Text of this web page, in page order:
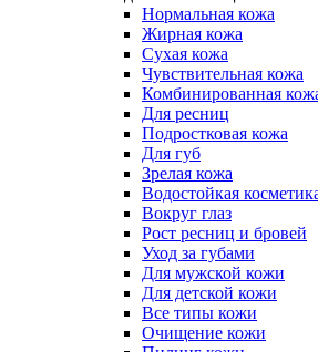
Нормальная кожа
Жирная кожа
Сухая кожа
Чувствительная кожа
Комбинированная
Для ресниц
Подростковая кожа
Для губ
Зрелая кожа
Водостойкая
Вокруг глаз
Рост ресниц и бровей
Уход за губами
Для мужской кожи
Для детской кожи
Все типы кожи
Очищение кожи